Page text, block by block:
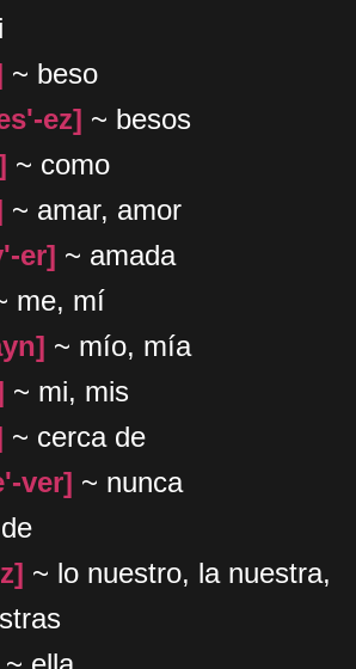
~ beso
ez] ~ besos
~ como
~ amar, amor
er] ~ amada
me, mí
~ mío, mía
~ mi, mis
~ cerca de
ver] ~ nunca
~ lo nuestro, la nuestra,